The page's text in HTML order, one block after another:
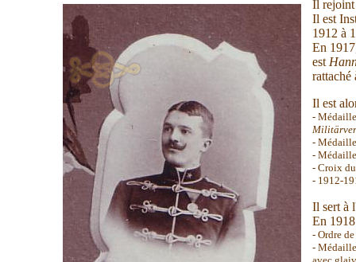
Il rejoint
Il est
1912 à
En
est
rattaché
Il est
-
-
-
- Croix
- 1912-
Il sert à
En
- Ordre
-